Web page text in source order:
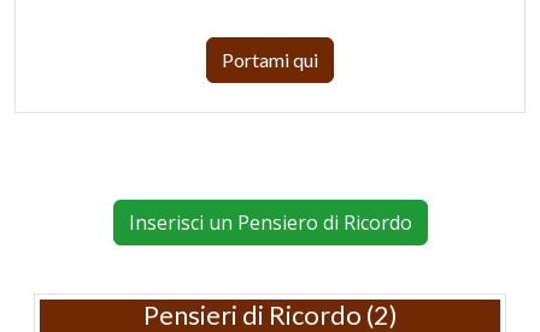
Portami qui
Inserisci un Pensiero di Ricordo
Pensieri di Ricordo (2)